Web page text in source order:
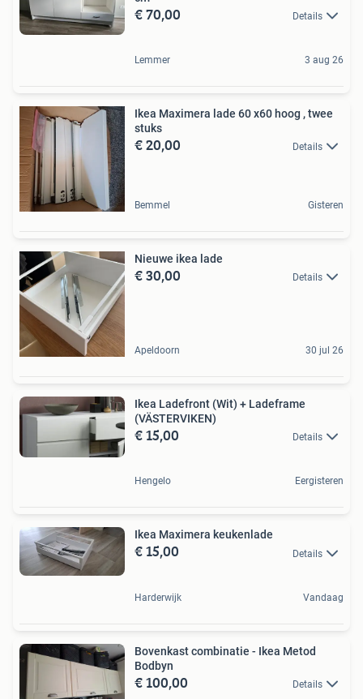
€ 70,00 Details
Lemmer 3 aug 26
Ikea Maximera lade 60 x60 hoog , twee
stuks
€ 20,00 Details
Bemmel Gisteren
Nieuwe ikea lade
€ 30,00 Details
Apeldoorn 30 jul 26
Ikea Ladefront (Wit) + Ladeframe
(VÄSTERVIKEN)
€ 15,00 Details
Hengelo Eergisteren
Ikea Maximera keukenlade
€ 15,00 Details
Harderwijk Vandaag
Bovenkast combinatie - Ikea Metod
Bodbyn
€ 100,00 Details